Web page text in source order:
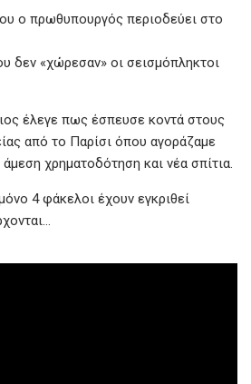
er at
A
p
se
g
er
ο πρωθυπουργός περιοδεύει στο
δεν «χώρεσαν» οι σεισμόπληκτοι
έλεγε πως έσπευσε κοντά στους
από το Παρίσι όπου αγοράζαμε
χρηματοδότηση και νέα σπίτια.
4 φάκελοι έχουν εγκριθεί